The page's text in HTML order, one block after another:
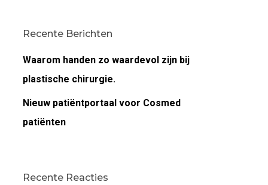
Recente Berichten
Waarom handen zo waardevol zijn bij
plastische chirurgie.
Nieuw patiëntportaal voor Cosmed
patiënten
Recente Reacties